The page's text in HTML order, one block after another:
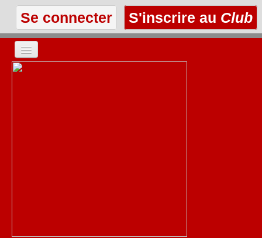
Se connecter S'inscrire au Club